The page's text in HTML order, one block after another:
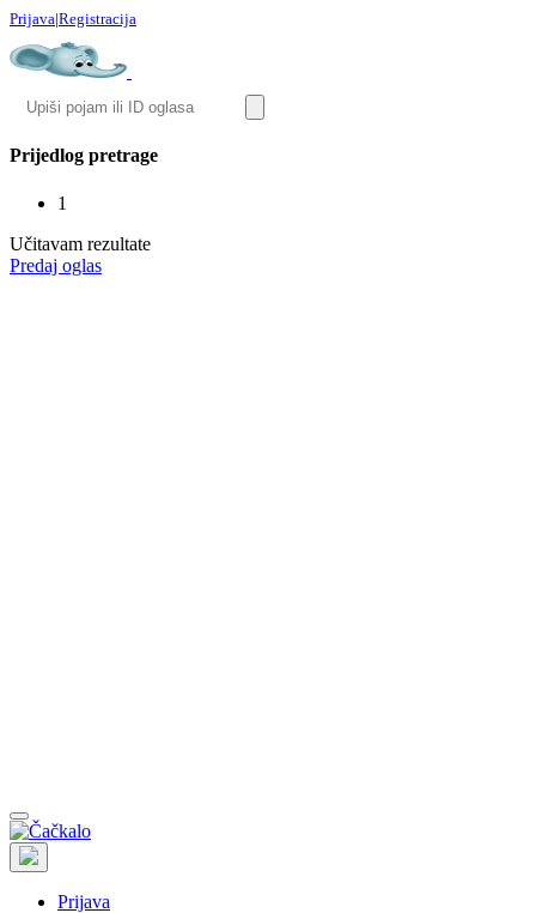
Prijava|Registracija
Prijedlog pretrage
1
Učitavam rezultate
Predaj oglas
Prijava